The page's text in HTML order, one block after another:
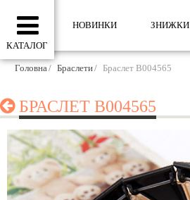
КАТАЛОГ
НОВИНКИ ЗНИЖКИ
Головна Браслети Браслет B004565
БРАСЛЕТ B004565